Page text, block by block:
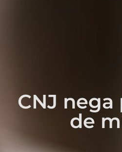
CNJ
de